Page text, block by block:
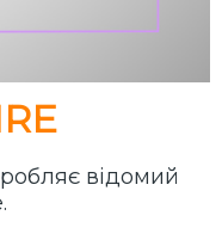
відомий